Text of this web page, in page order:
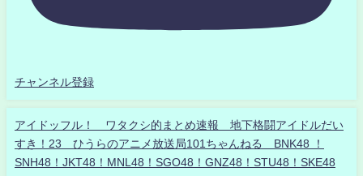
チャンネル登録
アイドッフル！ ワタクシ的まとめ速報 地下格闘アイドルだい
すき！23 ひうらのアニメ放送局101ちゃんねる BNK48 ！
SNH48！JKT48！MNL48！SGO48！GNZ48！STU48！SKE48